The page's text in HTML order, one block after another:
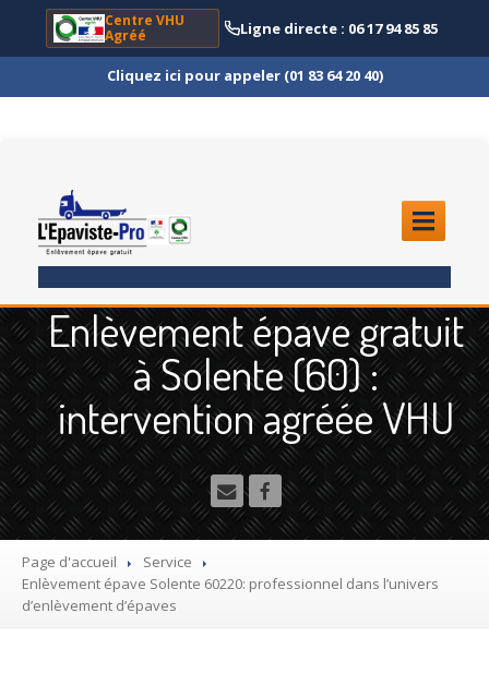
Centre VHU
Agréé
Ligne directe : 06 17 94 85 85
Cliquez ici pour appeler (01 83 64 20 40)
ENLÈVEMENTÉPAVE
Quoi ?
Scooteret Moto
Camion
et Poids Lourd
Utilitaire
Démolisseuragrée VHU gratuit
Mettreà la casse sa voiture
Enlèvement épave gratuit
à Solente (60) :
intervention agréée VHU
Page d'accueil
Service
Enlèvement épave Solente 60220: professionnel dans l’univers
d’enlèvement d’épaves